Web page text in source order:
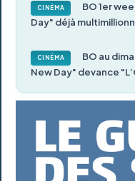
CINÉMA
BO 1er
Day" déjà
CINÉMA
BO au
New Day" devance